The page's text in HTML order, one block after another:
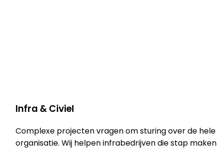
Infra & Civiel
Complexe projecten vragen om sturing over de hele
organisatie. Wij helpen infrabedrijven die stap